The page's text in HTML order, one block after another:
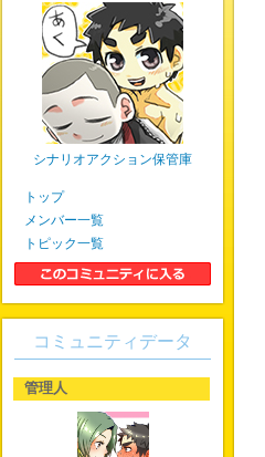
シナリオアクション保管庫
トップ
メンバー一覧
トピック一覧
コミュニティデータ
管理人